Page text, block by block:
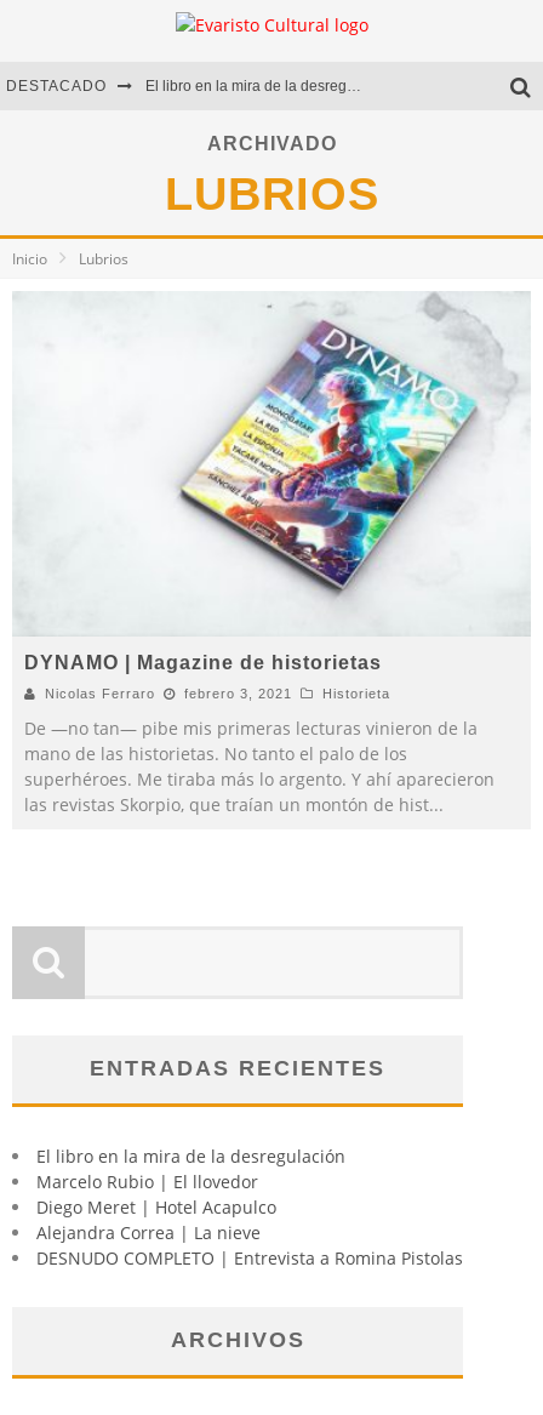
DESTACADO El libro en la mira de la desregulación
Marcelo Rubio | El llovedor
Diego Meret | Hotel Acapulco
Alejandra Correa | La nieve
ARCHIVADO
LUBRIOS
Inicio Lubrios
DYNAMO | Magazine de historietas
Nicolas Ferraro febrero 3, 2021 Historieta
De —no tan— pibe mis primeras lecturas vinieron de la
mano de las historietas. No tanto el palo de los
superhéroes. Me tiraba más lo argento. Y ahí aparecieron
las revistas Skorpio, que traían un montón de hist...
ENTRADAS RECIENTES
El libro en la mira de la desregulación
Marcelo Rubio | El llovedor
Diego Meret | Hotel Acapulco
Alejandra Correa | La nieve
DESNUDO COMPLETO | Entrevista a Romina Pistolas
ARCHIVOS